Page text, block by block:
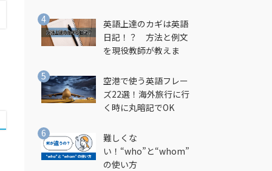
英語上達のカギは英語
日記！？ 方法と例文
を現役教師が教えま
空港で使う英語フレー
ズ22選！海外旅行に行
く時に丸暗記でOK
難しくな
い！“who”と“whom”
の使い方